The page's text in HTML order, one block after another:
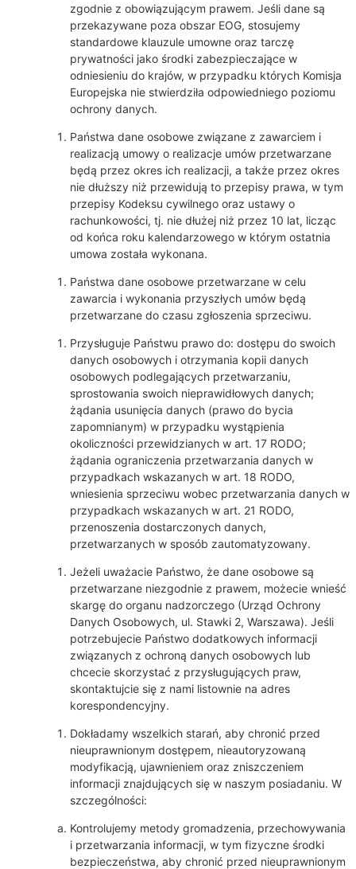
zgodnie z obowiązującym prawem. Jeśli dane są
przekazywane poza obszar EOG, stosujemy
standardowe klauzule umowne oraz tarczę
prywatności jako środki zabezpieczające w
odniesieniu do krajów, w przypadku których Komisja
Europejska nie stwierdziła odpowiedniego poziomu
ochrony danych.
Państwa dane osobowe związane z zawarciem i
realizacją umowy o realizacje umów przetwarzane
będą przez okres ich realizacji, a także przez okres
nie dłuższy niż przewidują to przepisy prawa, w tym
przepisy Kodeksu cywilnego oraz ustawy o
rachunkowości, tj. nie dłużej niż przez 10 lat, licząc
od końca roku kalendarzowego w którym ostatnia
umowa została wykonana.
Państwa dane osobowe przetwarzane w celu
zawarcia i wykonania przyszłych umów będą
przetwarzane do czasu zgłoszenia sprzeciwu.
Przysługuje Państwu prawo do: dostępu do swoich
danych osobowych i otrzymania kopii danych
osobowych podlegających przetwarzaniu,
sprostowania swoich nieprawidłowych danych;
żądania usunięcia danych (prawo do bycia
zapomnianym) w przypadku wystąpienia
okoliczności przewidzianych w art. 17 RODO;
żądania ograniczenia przetwarzania danych w
przypadkach wskazanych w art. 18 RODO,
wniesienia sprzeciwu wobec przetwarzania danych w
przypadkach wskazanych w art. 21 RODO,
przenoszenia dostarczonych danych,
przetwarzanych w sposób zautomatyzowany.
Jeżeli uważacie Państwo, że dane osobowe są
przetwarzane niezgodnie z prawem, możecie wnieść
skargę do organu nadzorczego (Urząd Ochrony
Danych Osobowych, ul. Stawki 2, Warszawa). Jeśli
potrzebujecie Państwo dodatkowych informacji
związanych z ochroną danych osobowych lub
chcecie skorzystać z przysługujących praw,
skontaktujcie się z nami listownie na adres
korespondencyjny.
Dokładamy wszelkich starań, aby chronić przed
nieuprawnionym dostępem, nieautoryzowaną
modyfikacją, ujawnieniem oraz zniszczeniem
informacji znajdujących się w naszym posiadaniu. W
szczególności:
Kontrolujemy metody gromadzenia, przechowywania
i przetwarzania informacji, w tym fizyczne środki
bezpieczeństwa, aby chronić przed nieuprawnionym